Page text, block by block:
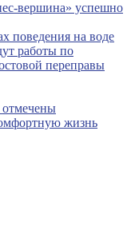
успешно
поведения на воде
работы по
переправы
жизнь